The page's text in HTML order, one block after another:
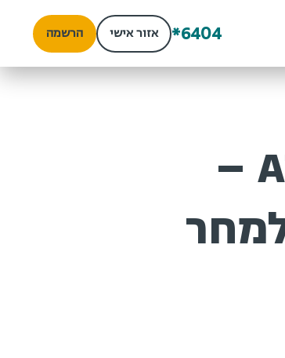
*6404 אזור אישי הרשמה
מודל הכשירויות המעודכן ATD –